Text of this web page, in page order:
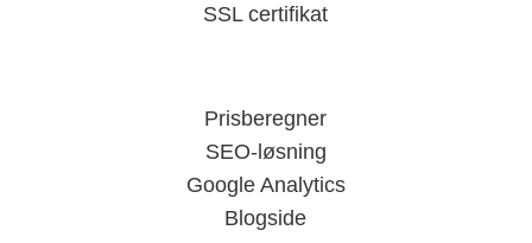
SSL certifikat
Prisberegner
SEO-løsning
Google Analytics
Blogside